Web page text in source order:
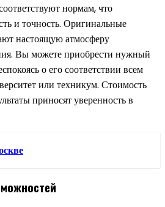
нормам, что
и точность. Оригинальные
настоящую атмосферу
Вы можете приобрести нужный
о его соответствии всем
или техникум. Стоимость
приносят уверенность в